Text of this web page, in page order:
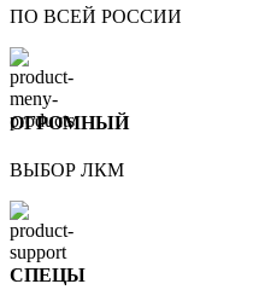
ПО ВСЕЙ РОССИИ
ОГРОМНЫЙ
ВЫБОР ЛКМ
СПЕЦЫ